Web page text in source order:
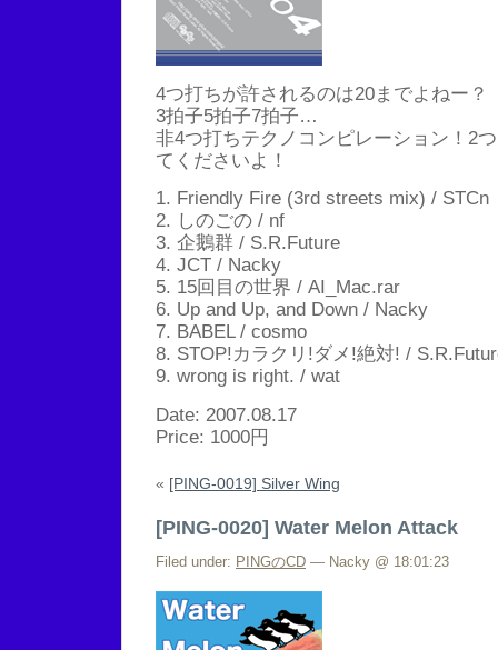
4つ打ちが許されるのは20までよねー？
3拍子5拍子7拍子…
非4つ打ちテクノコンピレーション！2
てくださいよ！
1. Friendly Fire (3rd streets mix) / STCn
2. しのごの / nf
3. 企鵝群 / S.R.Future
4. JCT / Nacky
5. 15回目の世界 / AI_Mac.rar
6. Up and Up, and Down / Nacky
7. BABEL / cosmo
8. STOP!カラクリ!ダメ!絶対! /
9. wrong is right. / wat
Date: 2007.08.17
Price: 1000円
« [PING-0019] Silver Wing
[PING-0020] Water Melon Attack
Filed under: PINGのCD — Nacky @ 18:01:23